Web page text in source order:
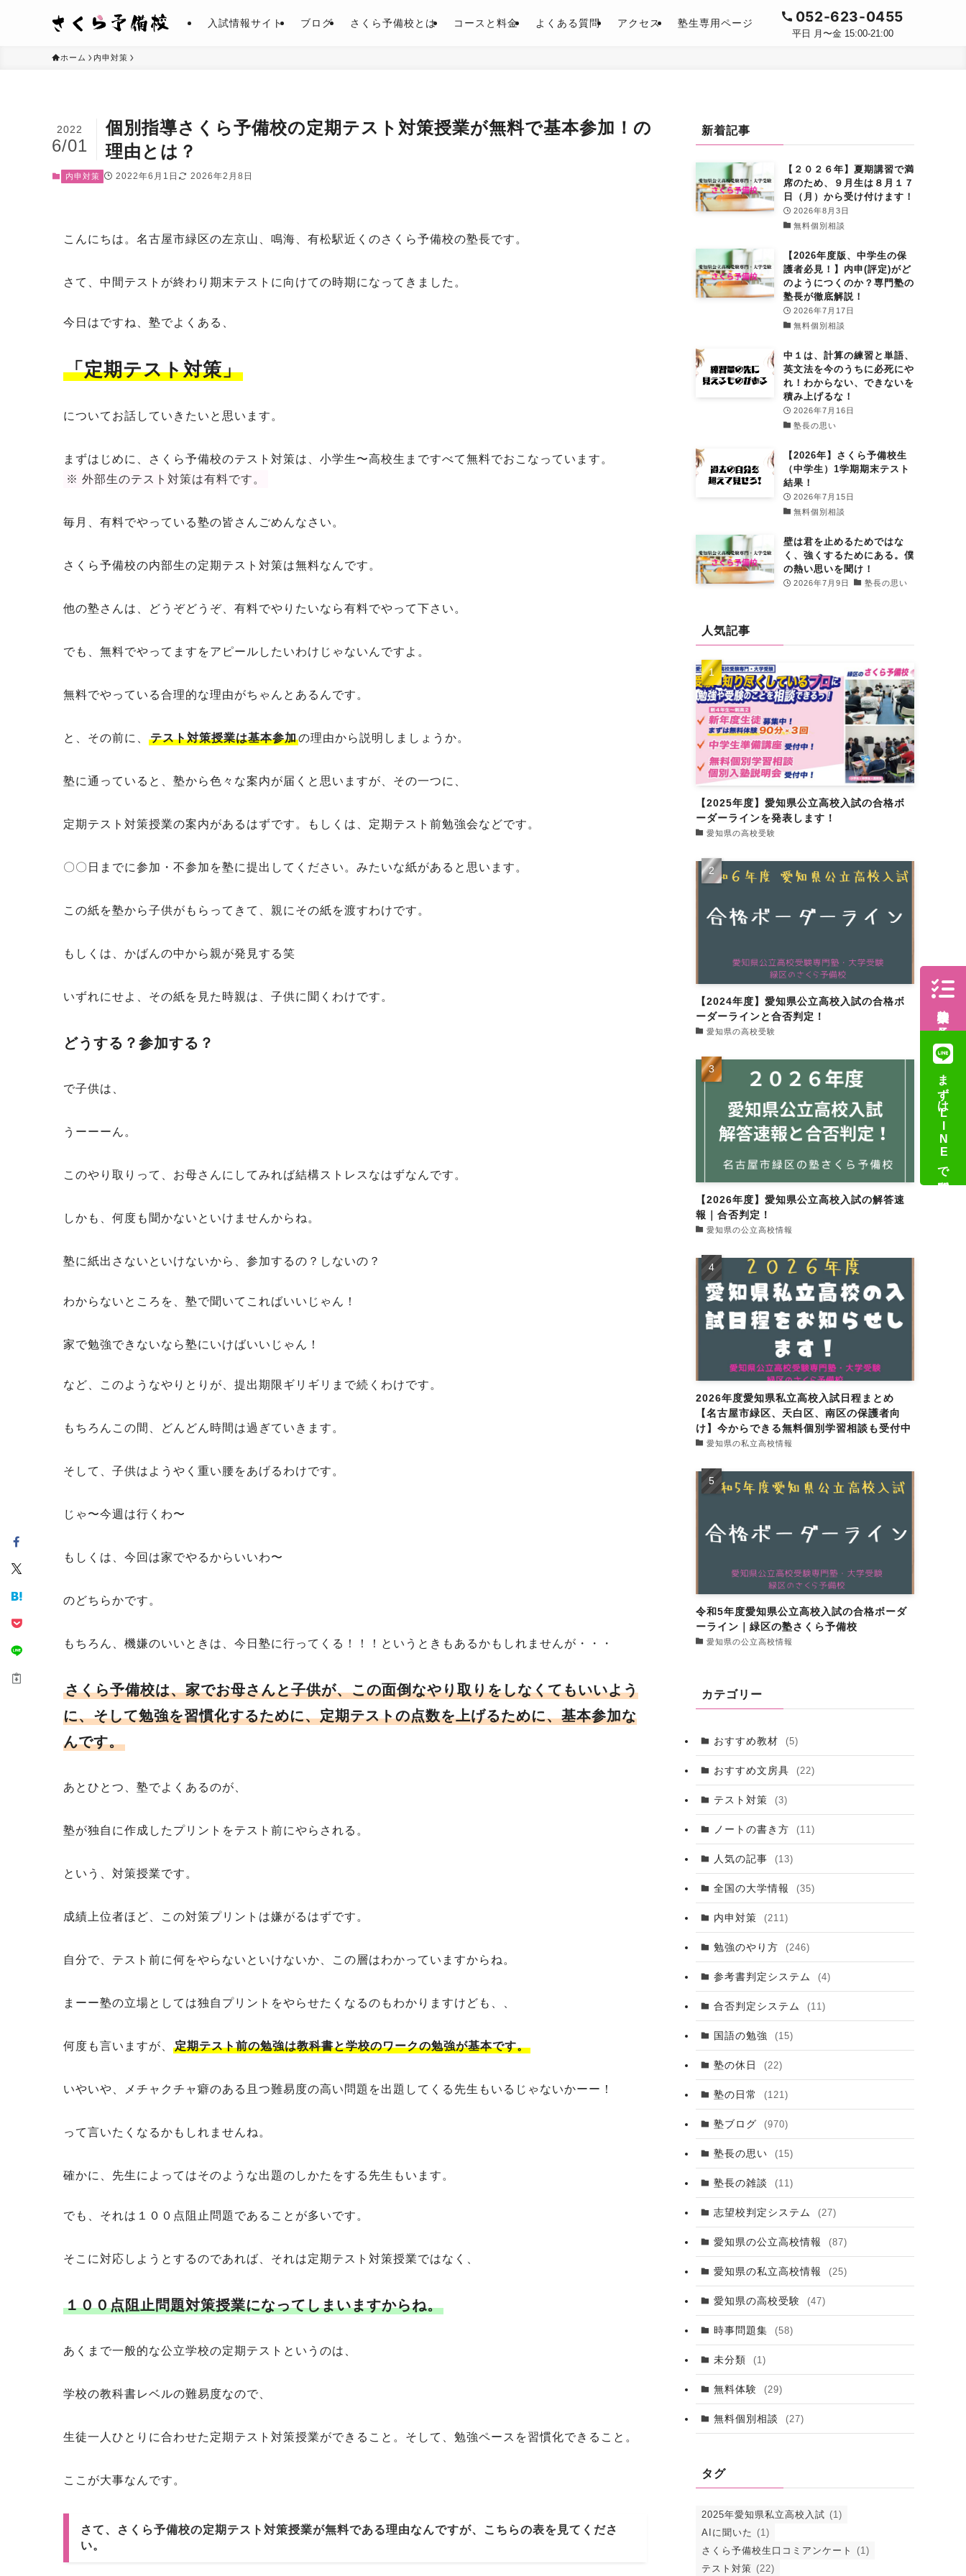
入試情報サイト ブログ さくら予備校とは コースと料金 よくある質問 アクセス 塾生専用ページ 052-623-0455
平日 月〜金 15:00-21:00
ホーム 内申対策
個別指導さくら予備校の定期テスト対策授業が無料で基本参加！の
理由とは？
2022
6/01
内申対策 2022年6月1日 2026年2月8日
こんにちは。名古屋市緑区の左京山、鳴海、有松駅近くのさくら予備校の塾長です。
さて、中間テストが終わり期末テストに向けての時期になってきました。
今日はですね、塾でよくある、
「定期テスト対策」
についてお話していきたいと思います。
まずはじめに、さくら予備校のテスト対策は、小学生〜高校生まですべて無料でおこなっています。
※ 外部生のテスト対策は有料です。
毎月、有料でやっている塾の皆さんごめんなさい。
さくら予備校の内部生の定期テスト対策は無料なんです。
他の塾さんは、どうぞどうぞ、有料でやりたいなら有料でやって下さい。
でも、無料でやってますをアピールしたいわけじゃないんですよ。
無料でやっている合理的な理由がちゃんとあるんです。
と、その前に、 テスト対策授業は基本参加の理由から説明しましょうか。
塾に通っていると、塾から色々な案内が届くと思いますが、その一つに、
定期テスト対策授業の案内があるはずです。もしくは、定期テスト前勉強会などです。
〇〇日までに参加・不参加を塾に提出してください。みたいな紙があると思います。
この紙を塾から子供がもらってきて、親にその紙を渡すわけです。
もしくは、かばんの中から親が発見する笑
いずれにせよ、その紙を見た時親は、子供に聞くわけです。
どうする？参加する？
で子供は、
うーーーん。
このやり取りって、お母さんにしてみれば結構ストレスなはずなんです。
しかも、何度も聞かないといけませんからね。
塾に紙出さないといけないから、参加するの？しないの？
わからないところを、塾で聞いてこればいいじゃん！
家で勉強できないなら塾にいけばいいじゃん！
など、このようなやりとりが、提出期限ギリギリまで続くわけです。
もちろんこの間、どんどん時間は過ぎていきます。
そして、子供はようやく重い腰をあげるわけです。
じゃ〜今週は行くわ〜
もしくは、今回は家でやるからいいわ〜
のどちらかです。
もちろん、機嫌のいいときは、今日塾に行ってくる！！！というときもあるかもしれませんが・・・
さくら予備校は、家でお母さんと子供が、この面倒なやり取りをしなくてもいいよう
に、そして勉強を習慣化するために、定期テストの点数を上げるために、基本参加な
んです。
あとひとつ、塾でよくあるのが、
塾が独自に作成したプリントをテスト前にやらされる。
という、対策授業です。
成績上位者ほど、この対策プリントは嫌がるはずです。
自分で、テスト前に何をやらないといけないか、この層はわかっていますからね。
まーー塾の立場としては独自プリントをやらせたくなるのもわかりますけども、、
何度も言いますが、 定期テスト前の勉強は教科書と学校のワークの勉強が基本です。
いやいや、メチャクチャ癖のある且つ難易度の高い問題を出題してくる先生もいるじゃないかーー！
って言いたくなるかもしれませんね。
確かに、先生によってはそのような出題のしかたをする先生もいます。
でも、それは１００点阻止問題であることが多いです。
そこに対応しようとするのであれば、それは定期テスト対策授業ではなく、
１００点阻止問題対策授業になってしまいますからね。
あくまで一般的な公立学校の定期テストというのは、
学校の教科書レベルの難易度なので、
生徒一人ひとりに合わせた定期テスト対策授業ができること。そして、勉強ペースを習慣化できること。
ここが大事なんです。
さて、さくら予備校の定期テスト対策授業が無料である理由なんですが、こちらの表を見てくださ
い。
新着記事
【２０２６年】夏期講習で満
席のため、９月生は８月１７
日（月）から受け付けます！
2026年8月3日
無料個別相談
【2026年度版、中学生の保
護者必見！】内申(評定)がど
のようにつくのか？専門塾の
塾長が徹底解説！
2026年7月17日
無料個別相談
中１は、計算の練習と単語、
英文法を今のうちに必死にや
れ！わからない、できないを
積み上げるな！
2026年7月16日
塾長の思い
【2026年】さくら予備校生
（中学生）1学期期末テスト
結果！
2026年7月15日
無料個別相談
壁は君を止めるためではな
く、強くするためにある。僕
の熱い思いを聞け！
2026年7月9日 塾長の思い
人気記事
【2025年度】愛知県公立高校入試の合格ボ
ーダーラインを発表します！
愛知県の高校受験
【2024年度】愛知県公立高校入試の合格ボ
ーダーラインと合否判定！
愛知県の高校受験
【2026年度】愛知県公立高校入試の解答速
報｜合否判定！
愛知県の公立高校情報
2026年度愛知県私立高校入試日程まとめ
【名古屋市緑区、天白区、南区の保護者向
け】今からできる無料個別学習相談も受付中
愛知県の私立高校情報
令和5年度愛知県公立高校入試の合格ボーダ
ーライン｜緑区の塾さくら予備校
愛知県の公立高校情報
カテゴリー
おすすめ教材 (5)
おすすめ文房具 (22)
テスト対策 (3)
ノートの書き方 (11)
人気の記事 (13)
全国の大学情報 (35)
内申対策 (211)
勉強のやり方 (246)
参考書判定システム (4)
合否判定システム (11)
国語の勉強 (15)
塾の休日 (22)
塾の日常 (121)
塾ブログ (970)
塾長の思い (15)
塾長の雑談 (11)
志望校判定システム (27)
愛知県の公立高校情報 (87)
愛知県の私立高校情報 (25)
愛知県の高校受験 (47)
時事問題集 (58)
未分類 (1)
無料体験 (29)
無料個別相談 (27)
タグ
2025年愛知県私立高校入試 (1)
AIに聞いた (1)
さくら予備校生口コミアンケート
(1)
テスト対策 (22)
体験授業の予約
まずはLINEで質問